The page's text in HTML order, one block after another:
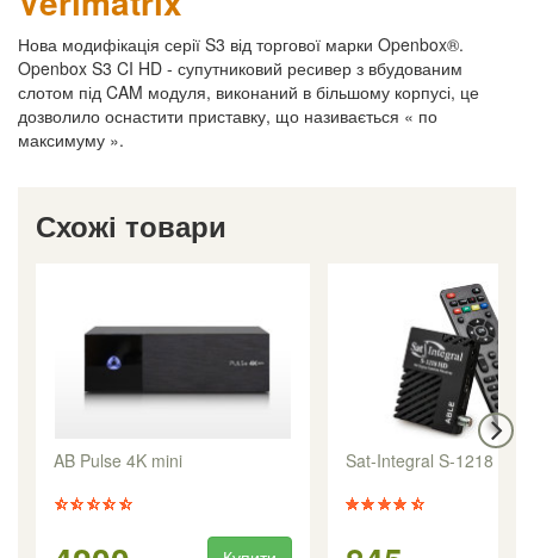
Нова модифікація серії S3 від торгової марки Openbox®.
Openbox S3 CI HD - супутниковий ресивер з вбудованим
слотом під CAM модуля, виконаний в більшому корпусі, це
дозволило оснастити приставку, що називається « по
максимуму ».
Схожі товари
AB Pulse 4K mini Sat-Integral S-1218 HD